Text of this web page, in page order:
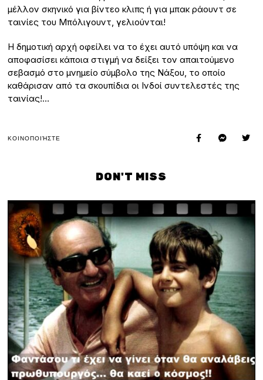
μέλλον σκηνικό για βίντεο κλιπς ή για μπακ ράουντ σε
ταινίες του Μπόλιγουντ, γελιούνται!
Η δημοτική αρχή οφείλει να το έχει αυτό υπόψη και να
αποφασίσει κάποια στιγμή να δείξει τον απαιτούμενο
σεβασμό στο μνημείο σύμβολο της Νάξου, το οποίο
καθάρισαν από τα σκουπίδια οι Ινδοί συντελεστές της
ταινίας!…
ΚΟΙΝΟΠΟΙΉΣΤΕ
DON'T MISS